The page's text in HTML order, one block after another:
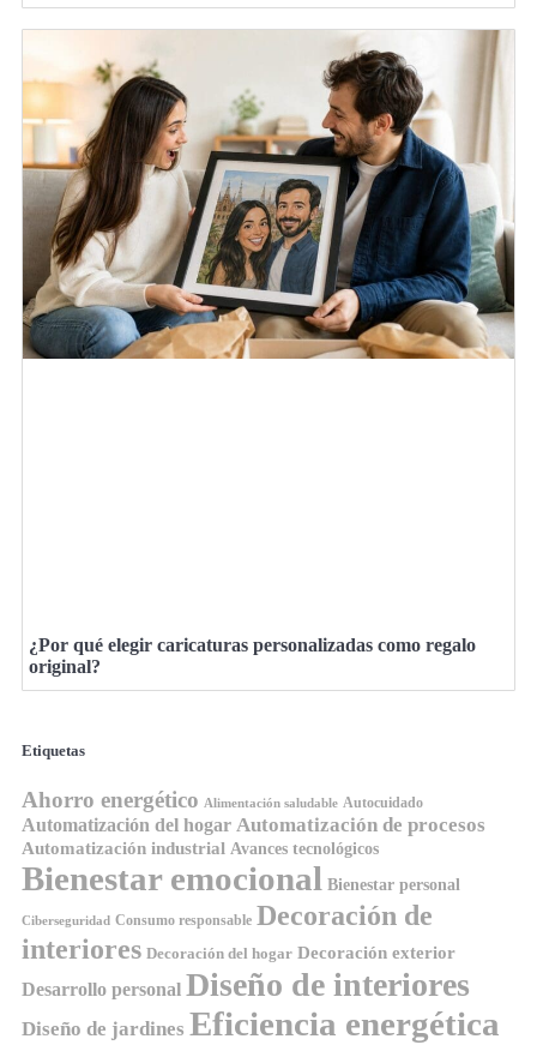
¿Por qué elegir caricaturas personalizadas como regalo
original?
Etiquetas
Ahorro energético Alimentación saludable Autocuidado
Automatización del hogar Automatización de procesos
Automatización industrial Avances tecnológicos
Bienestar emocional Bienestar personal
Ciberseguridad Consumo responsable Decoración de
interiores Decoración del hogar Decoración exterior
Desarrollo personal Diseño de interiores
Diseño de jardines Eficiencia energética